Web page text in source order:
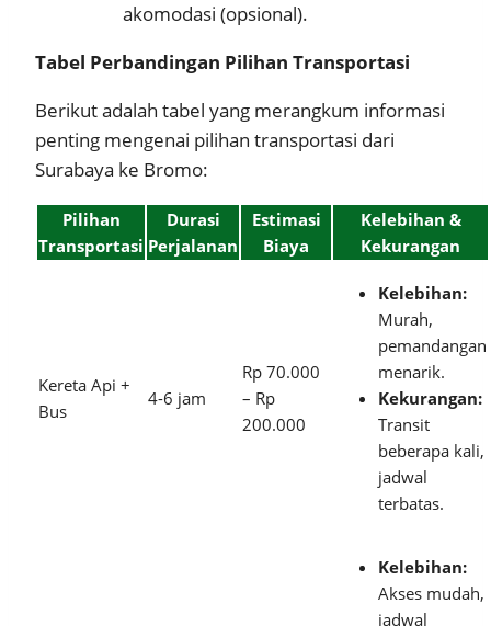
akomodasi (opsional).
Tabel Perbandingan Pilihan Transportasi
Berikut adalah tabel yang merangkum informasi
penting mengenai pilihan transportasi dari
Surabaya ke Bromo:
Pilihan
Transportasi
Durasi
Perjalanan
Estimasi
Biaya
Kelebihan &
Kekurangan
Kereta Api +
Bus
4-6 jam
Rp 70.000
– Rp
200.000
Kelebihan:
Murah,
pemandangan
menarik.
Kekurangan:
Transit
beberapa kali,
jadwal
terbatas.
Kelebihan:
Akses mudah,
jadwal